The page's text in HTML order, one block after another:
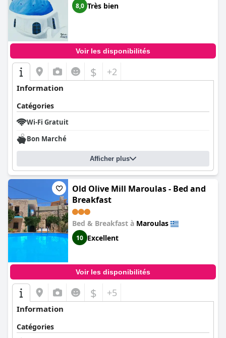
8,0 Très bien
Voir les disponibilités
$ +2
Information
Catégories
Wi-Fi Gratuit
Bon Marché
Afficher plus
Old Olive Mill Maroulas - Bed and
Breakfast
Bed & Breakfast à Maroulas
10 Excellent
Voir les disponibilités
$ +5
Information
Catégories